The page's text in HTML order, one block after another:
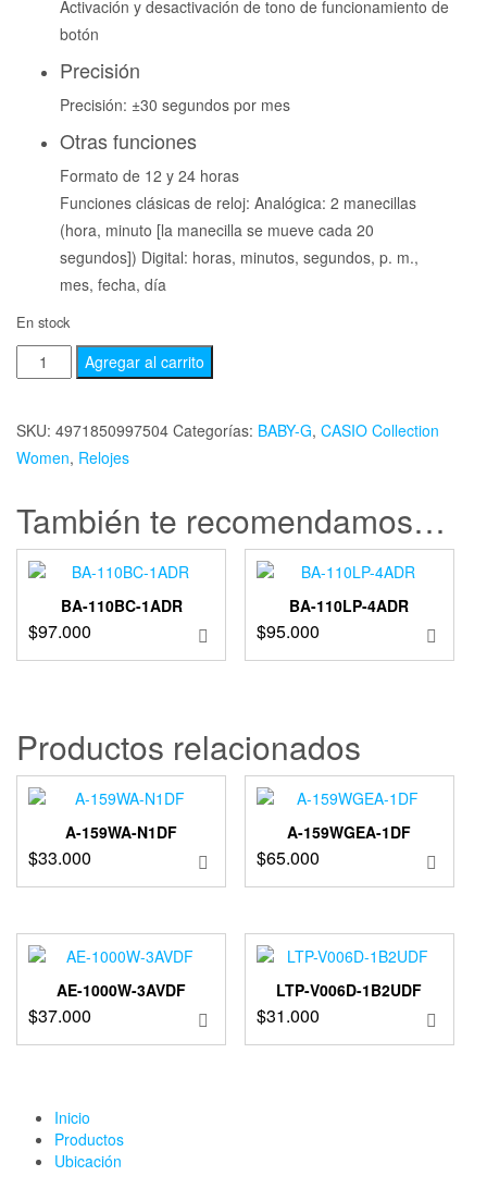
Activación y desactivación de tono de funcionamiento de
botón
Precisión
Precisión: ±30 segundos por mes
Otras funciones
Formato de 12 y 24 horas
Funciones clásicas de reloj: Analógica: 2 manecillas
(hora, minuto [la manecilla se mueve cada 20
segundos]) Digital: horas, minutos, segundos, p. m.,
mes, fecha, día
En stock
Agregar al carrito
SKU: 4971850997504 Categorías: BABY-G, CASIO Collection
Women, Relojes
También te recomendamos…
BA-110BC-1ADR
$97.000
BA-110LP-4ADR
$95.000
Productos relacionados
A-159WA-N1DF
$33.000
A-159WGEA-1DF
$65.000
AE-1000W-3AVDF
$37.000
LTP-V006D-1B2UDF
$31.000
Inicio
Productos
Ubicación